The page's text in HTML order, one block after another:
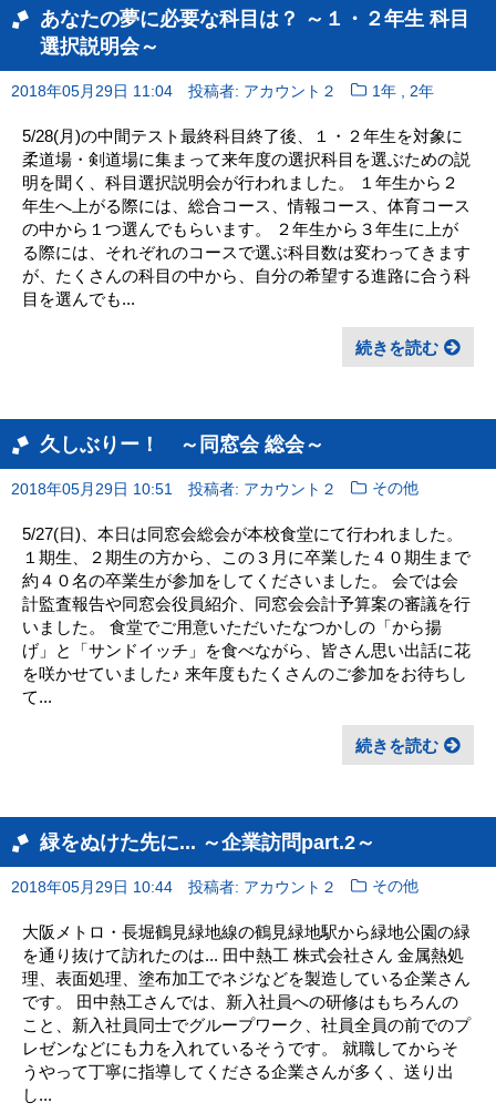
あなたの夢に必要な科目は？ ～１・２年生 科目
選択説明会～
2018年05月29日 11:04 投稿者: アカウント２ 1年 2年
5/28(月)の中間テスト最終科目終了後、１・２年生を対象に
柔道場・剣道場に集まって来年度の選択科目を選ぶための説
明を聞く、科目選択説明会が行われました。 １年生から２
年生へ上がる際には、総合コース、情報コース、体育コース
の中から１つ選んでもらいます。 ２年生から３年生に上が
る際には、それぞれのコースで選ぶ科目数は変わってきます
が、たくさんの科目の中から、自分の希望する進路に合う科
目を選んでも...
続きを読む
久しぶりー！ ～同窓会 総会～
2018年05月29日 10:51 投稿者: アカウント２ その他
5/27(日)、本日は同窓会総会が本校食堂にて行われました。
１期生、２期生の方から、この３月に卒業した４０期生まで
約４０名の卒業生が参加をしてくださいました。 会では会
計監査報告や同窓会役員紹介、同窓会会計予算案の審議を行
いました。 食堂でご用意いただいたなつかしの「から揚
げ」と「サンドイッチ」を食べながら、皆さん思い出話に花
を咲かせていました♪ 来年度もたくさんのご参加をお待ちし
て...
続きを読む
緑をぬけた先に... ～企業訪問part.2～
2018年05月29日 10:44 投稿者: アカウント２ その他
大阪メトロ・長堀鶴見緑地線の鶴見緑地駅から緑地公園の緑
を通り抜けて訪れたのは... 田中熱工 株式会社さん 金属熱処
理、表面処理、塗布加工でネジなどを製造している企業さん
です。 田中熱工さんでは、新入社員への研修はもちろんの
こと、新入社員同士でグループワーク、社員全員の前でのプ
レゼンなどにも力を入れているそうです。 就職してからそ
うやって丁寧に指導してくださる企業さんが多く、送り出
し...